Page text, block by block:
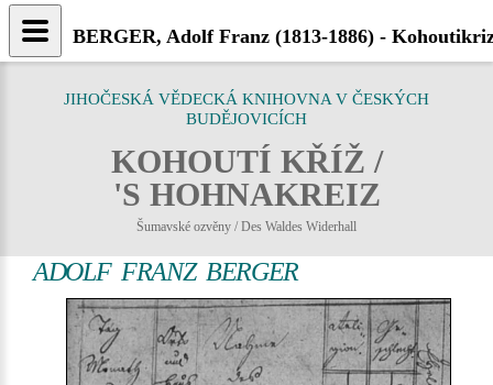
JIHOČESKÁ VĚDECKÁ KNIHOVNA V ČESKÝCH
BUDĚJOVICÍCH
KOHOUTÍ KŘÍŽ /
'S HOHNAKREIZ
Šumavské ozvěny / Des Waldes Widerhall
ADOLF FRANZ BERGER
BERGER, Adolf Franz (1813-1886) -